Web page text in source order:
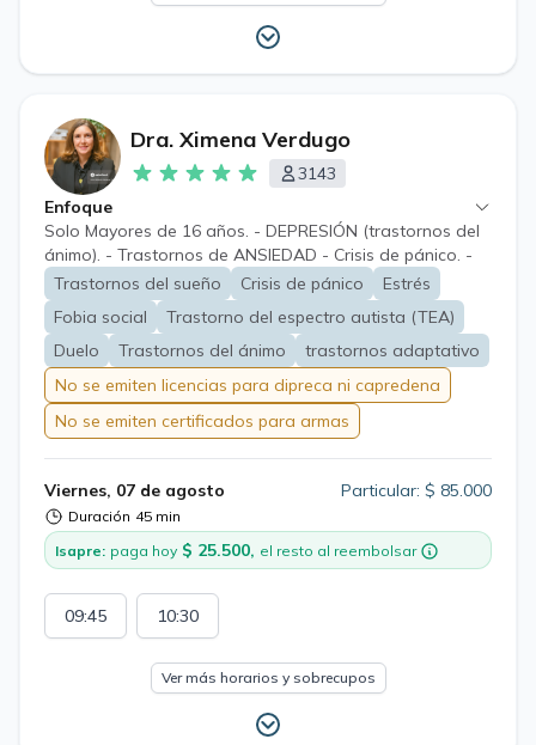
Dra. Ximena Verdugo
3143
Enfoque
Solo Mayores de 16 años. - DEPRESIÓN (trastornos del
ánimo). - Trastornos de ANSIEDAD - Crisis de pánico. -
Duelos. (no realizo evaluación para porte de armas).
Trastornos del sueño Crisis de pánico
Estrés
Fobia social
Trastorno del espectro autista (TEA)
Duelo
Trastornos del ánimo
trastornos adaptativo
No se emiten licencias para dipreca ni capredena
No se emiten certificados para armas
Viernes, 07 de agosto
Duración 45 min
Particular: $ 85.000
Isapre: paga hoy $ 25.500, el resto al reembolsar
09:45 10:30
Ver más horarios y sobrecupos